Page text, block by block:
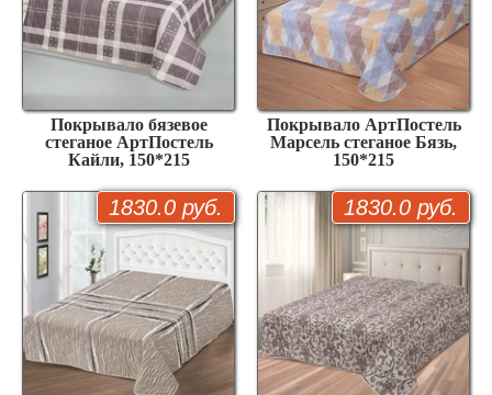
Покрывало бязевое
стеганое АртПостель
Кайли, 150*215
Покрывало АртПостель
Марсель стеганое Бязь,
150*215
1830.0 руб. 1830.0 руб.